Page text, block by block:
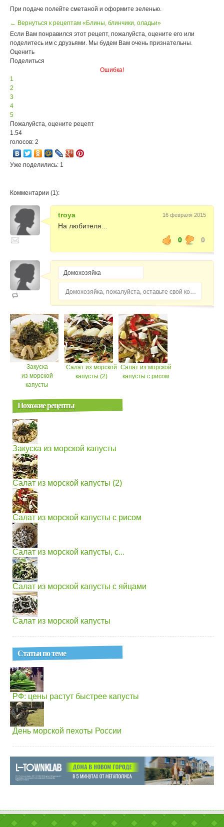
При подаче полейте сметаной и оформите зеленью.
← Вернуться к рецептам «Блины, блинчики, оладьи»
Если Вам понравился этот рецепт, пожалуйста, оцените его или
поделитесь им с друзьями. Мы будем Вам очень признательны.
Оценить
Поделиться
Ошибка!
1
2
3
4
5
Пожалуйста, оцените рецепт
1.54
голосов: 2
Уже поделились: 1
Комментарии (1):
troya 16 февраля 2015
На любителя...
0
0
Домохозяйка, пожалуйста, оставьте свой комментарий...
Закуска
из морской
капусты
Салат из морской
капусты (2)
Салат из морской
капусты с рисом
Похожие рецепты
Закуска из морской капусты
Салат из морской капусты (2)
Салат из морской капусты с рисом
Салат из морской капусты, с...
Салат из морской капусты с яйцами
Салат из морской капусты
Статьи по теме
РФ: цены растут быстрее капусты
День морской пехоты России